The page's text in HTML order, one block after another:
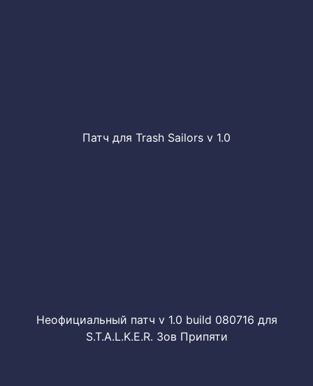
Патч для Trash Sailors v 1.0
Неофициальный патч v 1.0 build 080716 для
S.T.A.L.K.E.R. Зов Припяти